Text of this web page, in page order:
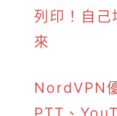
列印！自己
來
NordVPN